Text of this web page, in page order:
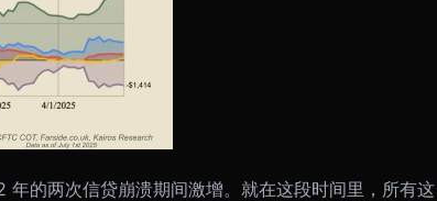
的两次信贷崩溃期间激增。就在这段时间里，所有这